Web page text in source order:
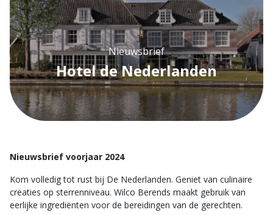
Nieuwsbrief
Hotel de Nederlanden
Nieuwsbrief voorjaar 2024
Kom volledig tot rust bij De Nederlanden. Geniet van culinaire
creaties op sterrenniveau. Wilco Berends maakt gebruik van
eerlijke ingrediënten voor de bereidingen van de gerechten.